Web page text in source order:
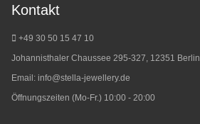
Kontakt
+49 30 50 15 47 10
Johannisthaler Chaussee 295-327, 12351 Berlin
Email: info@stella-jewellery.de
Öffnungszeiten (Mo-Fr.) 10:00 - 20:00